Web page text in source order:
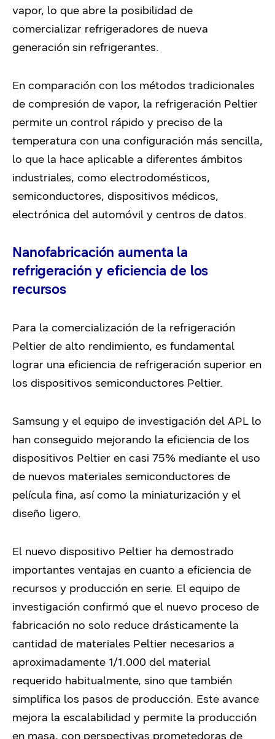
vapor, lo que abre la posibilidad de
comercializar refrigeradores de nueva
generación sin refrigerantes.
En comparación con los métodos tradicionales
de compresión de vapor, la refrigeración Peltier
permite un control rápido y preciso de la
temperatura con una configuración más sencilla,
lo que la hace aplicable a diferentes ámbitos
industriales, como electrodomésticos,
semiconductores, dispositivos médicos,
electrónica del automóvil y centros de datos.
Nanofabricación aumenta la
refrigeración y eficiencia de los
recursos
Para la comercialización de la refrigeración
Peltier de alto rendimiento, es fundamental
lograr una eficiencia de refrigeración superior en
los dispositivos semiconductores Peltier.
Samsung y el equipo de investigación del APL lo
han conseguido mejorando la eficiencia de los
dispositivos Peltier en casi 75% mediante el uso
de nuevos materiales semiconductores de
película fina, así como la miniaturización y el
diseño ligero.
El nuevo dispositivo Peltier ha demostrado
importantes ventajas en cuanto a eficiencia de
recursos y producción en serie. El equipo de
investigación confirmó que el nuevo proceso de
fabricación no solo reduce drásticamente la
cantidad de materiales Peltier necesarios a
aproximadamente 1/1.000 del material
requerido habitualmente, sino que también
simplifica los pasos de producción. Este avance
mejora la escalabilidad y permite la producción
en masa, con perspectivas prometedoras de